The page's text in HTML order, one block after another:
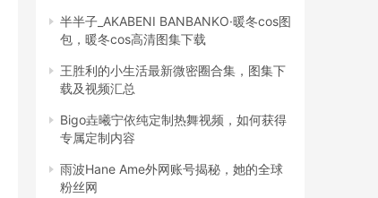
半半子_AKABENI BANBANKO·暖冬cos图
包，暖冬cos高清图集下载
王胜利的小生活最新微密圈合集，图集下
载及视频汇总
Bigo垚曦宁依纯定制热舞视频，如何获得
专属定制内容
雨波Hane Ame外网账号揭秘，她的全球
粉丝网